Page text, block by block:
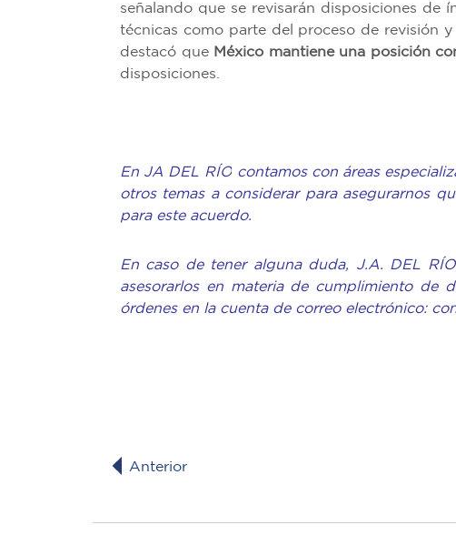
señalando que se revisarán disposiciones de
técnicas como parte del proceso de revisión
destacó que México mantiene una posición
disposiciones.
En JA DEL RÍO contamos con áreas
otros temas a considerar para asegurarnos
para este acuerdo.
En caso de tener alguna duda, J.A. DEL
asesorarlos en materia de cumplimiento de
órdenes en la cuenta de correo electrónico:
Anterior